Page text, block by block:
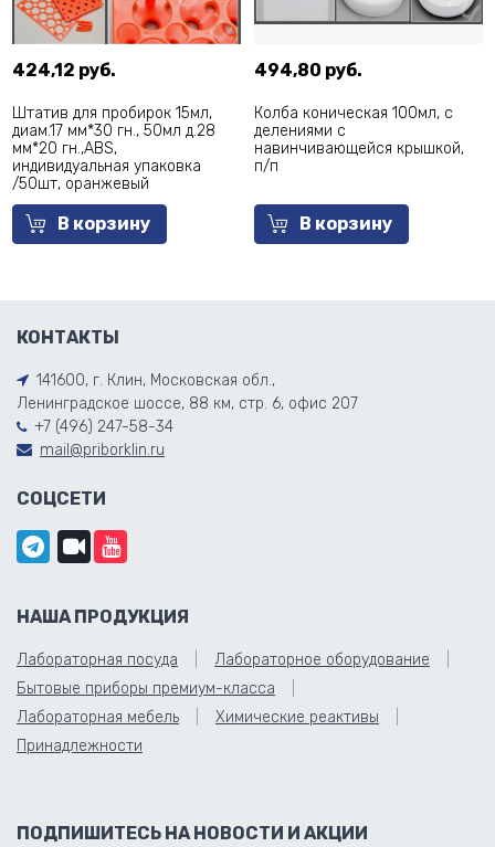
424,12 руб.
Штатив для пробирок 15мл,
диам.17 мм*30 гн., 50мл д.28
мм*20 гн.,ABS,
индивидуальная упаковка
/50шт, оранжевый
В корзину
494,80 руб.
Колба коническая 100мл, с
делениями с
навинчивающейся крышкой,
п/п
В корзину
КОНТАКТЫ
141600, г. Клин, Московская обл.,
Ленинградское шоссе, 88 км, стр. 6, офис 207
+7 (496) 247-58-34
mail@priborklin.ru
СОЦСЕТИ
НАША ПРОДУКЦИЯ
Лабораторная посуда
Лабораторное оборудование
Бытовые приборы премиум-класса
Лабораторная мебель
Химические реактивы
Принадлежности
ПОДПИШИТЕСЬ НА НОВОСТИ И АКЦИИ